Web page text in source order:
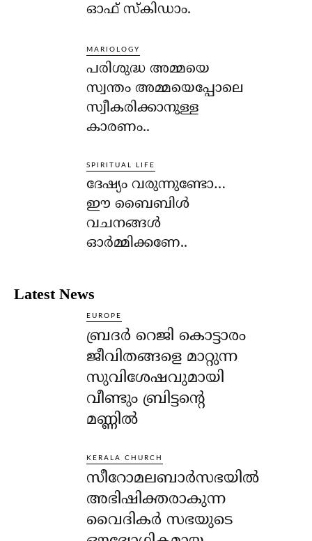
ഓഫ് സ്‌കിഡാം.
MARIOLOGY
പരിശുദ്ധ അമ്മയെ
സ്വന്തം അമ്മയെപ്പോലെ
സ്വീകരിക്കാനുള്ള
കാരണം..
SPIRITUAL LIFE
ദേഷ്യം വരുന്നുണ്ടോ…
ഈ ബൈബിള്‍
വചനങ്ങള്‍
ഓര്‍മ്മിക്കണേ..
Latest News
EUROPE
ബ്രദർ റെജി കൊട്ടാരം
ജീവിതങ്ങളെ മാറ്റുന്ന
സുവിശേഷവുമായി
വീണ്ടും ബ്രിട്ടന്റെ
മണ്ണിൽ
KERALA CHURCH
സീറോമലബാർസഭയിൽ
അഭിഷിക്തരാകുന്ന
വൈദികർ സഭയുടെ